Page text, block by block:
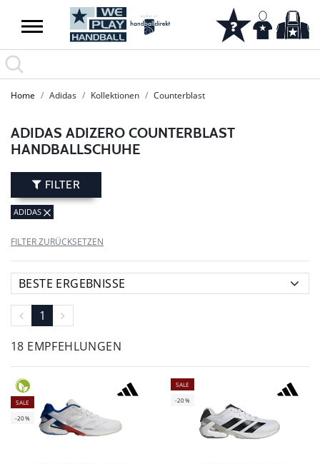
SUMMER SALE: SPARE BIS ZU 65%
Home Adidas Kollektionen Counterblast
ADIDAS ADIZERO COUNTERBLAST
HANDBALLSCHUHE
FILTER
ADIDAS
FILTER ZURÜCKSETZEN
1
18 EMPFEHLUNGEN
SALE
-20%
SALE
-20%